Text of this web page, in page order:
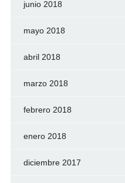
junio 2018
mayo 2018
abril 2018
marzo 2018
febrero 2018
enero 2018
diciembre 2017